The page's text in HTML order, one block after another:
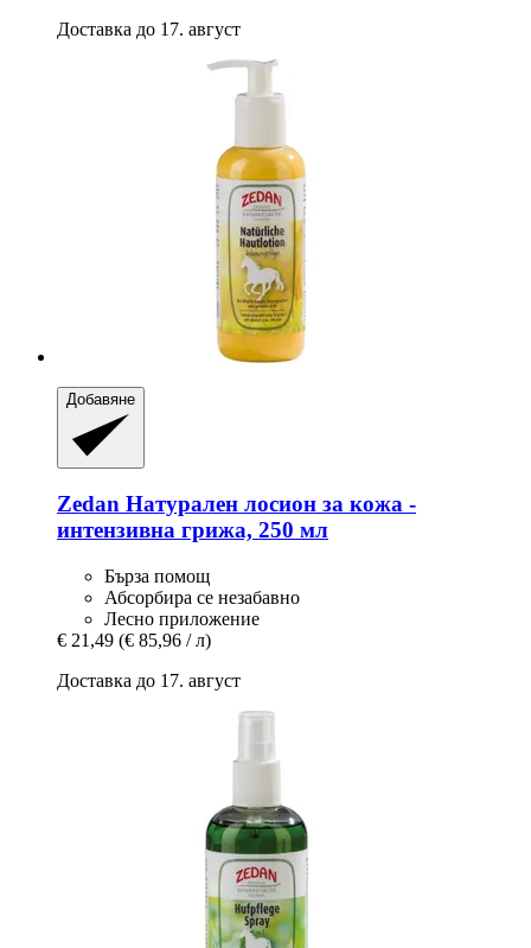
Доставка до 17. август
Добавяне
Zedan Натурален лосион за кожа -​
интензивна грижа, 250 мл
Бърза помощ
Абсорбира се незабавно
Лесно приложение
€ 21,49 (€ 85,96 / л)
Доставка до 17. август